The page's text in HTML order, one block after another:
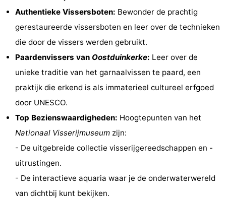
Monumenten
Speeltuinen
Binnenspeeltuinen
Minigolfbanen
Wellness
Authentieke Vissersboten: Bewonder de prachtig
gerestaureerde vissersboten en leer over de technieken
die door de vissers werden gebruikt.
Paardenvissers van Oostduinkerke: Leer over de
unieke traditie van het garnaalvissen te paard, een
praktijk die erkend is als immaterieel cultureel erfgoed
door UNESCO.
Top Bezienswaardigheden: Hoogtepunten van het
Nationaal Visserijmuseum zijn:
- De uitgebreide collectie visserijgereedschappen en -
uitrustingen.
- De interactieve aquaria waar je de onderwaterwereld
van dichtbij kunt bekijken.